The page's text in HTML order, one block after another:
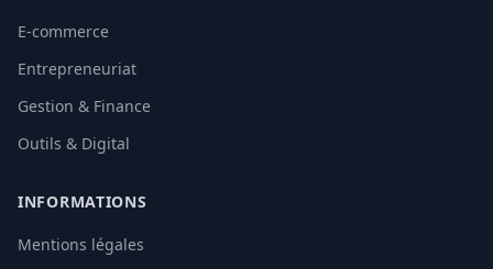
E-commerce
Entrepreneuriat
Gestion & Finance
Outils & Digital
INFORMATIONS
Mentions légales